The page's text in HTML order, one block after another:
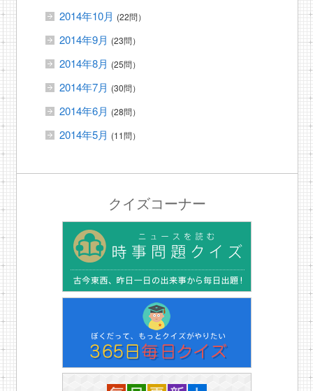
2014年10月 (22問）
2014年9月 (23問）
2014年8月 (25問）
2014年7月 (30問）
2014年6月 (28問）
2014年5月 (11問）
クイズコーナー